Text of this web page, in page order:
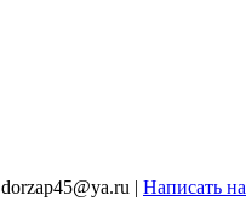
dorzap45@ya.ru | Написать